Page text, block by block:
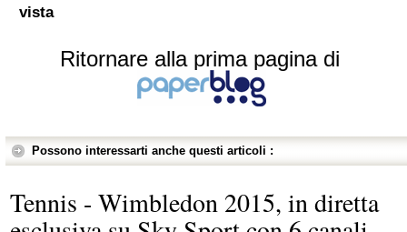
vista
Ritornare alla prima pagina di
Possono interessarti anche questi articoli :
Tennis - Wimbledon 2015, in diretta